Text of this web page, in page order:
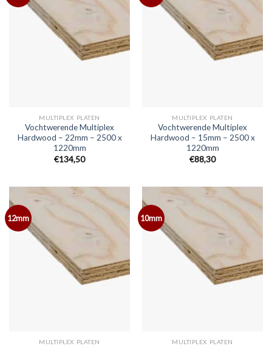
MULTIPLEX PLATEN
Vochtwerende Multiplex
Hardwood – 22mm – 2500 x
1220mm
€134,50
MULTIPLEX PLATEN
Vochtwerende Multiplex
Hardwood – 15mm – 2500 x
1220mm
€88,30
12mm
MULTIPLEX PLATEN
10mm
MULTIPLEX PLATEN